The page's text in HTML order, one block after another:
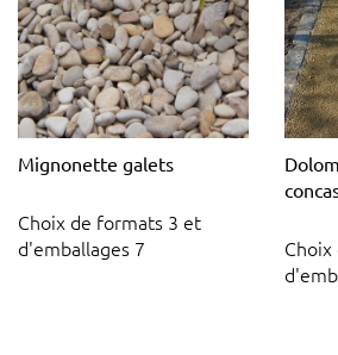
Mignonette galets
Choix de formats 3 et
d'emballages 7